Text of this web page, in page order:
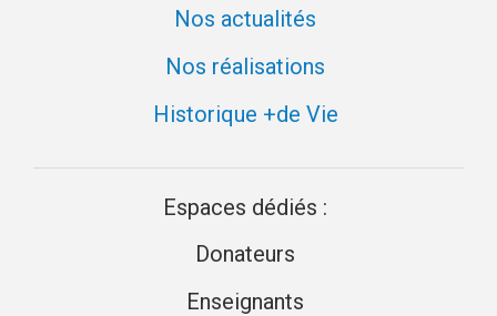
Nos actualités
Nos réalisations
Historique +de Vie
Espaces dédiés :
Donateurs
Enseignants